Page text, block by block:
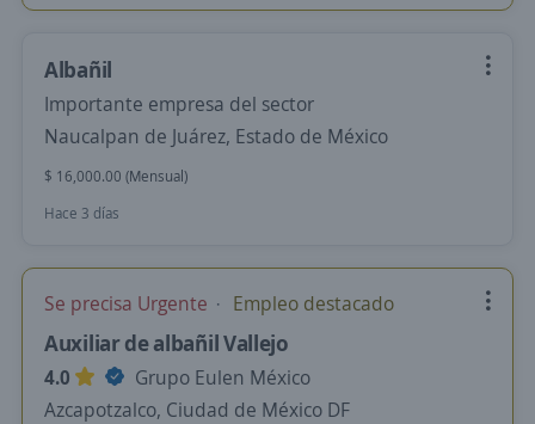
Albañil
Importante empresa del sector
Naucalpan de Juárez, Estado de México
$ 16,000.00 (Mensual)
Hace 3 días
Se precisa Urgente Empleo destacado
Auxiliar de albañil Vallejo
4.0
Grupo Eulen México
Azcapotzalco, Ciudad de México DF